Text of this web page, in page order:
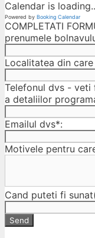
Calendar is
Powered by Booking Calendar
COMPLETATI
prenumele
Localitatea din
Telefonul dvs -
a detaliilor
Emailul dvs*:
Motivele pentru
Cand puteti fi
Send